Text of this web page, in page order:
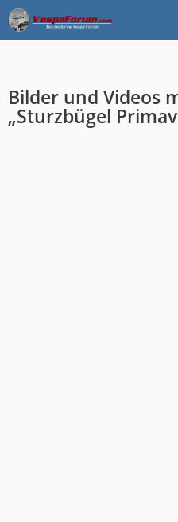
Bilder und Videos
„Sturzbügel